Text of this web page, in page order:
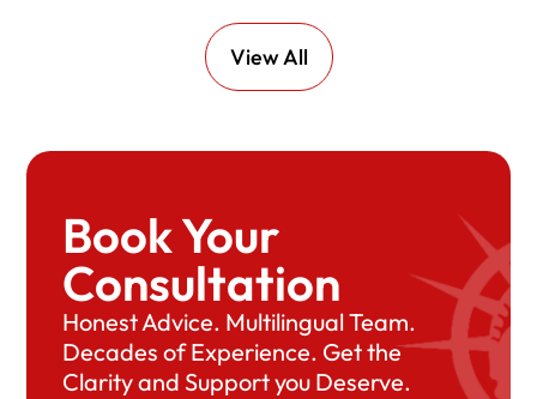
View All
Book Your
Consultation
Honest Advice. Multilingual Team.
Decades of Experience. Get the
Clarity and Support you Deserve.